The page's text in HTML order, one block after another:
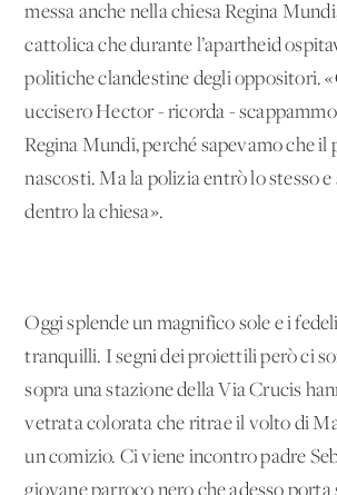
messa anche nella chiesa Regina
cattolica che durante l’apartheid
politiche clandestine degli oppositori.
uccisero Hector - ricorda -
Regina Mundi, perché sapevamo che il
nascosti. Ma la polizia entrò lo stesso e
dentro la chiesa».
Oggi splende un magnifico sole e i
tranquilli. I segni dei proiettili però ci
sopra una stazione della Via Crucis
vetrata colorata che ritrae il volto di
un comizio. Ci viene incontro padre
giovane parroco nero che adesso porta